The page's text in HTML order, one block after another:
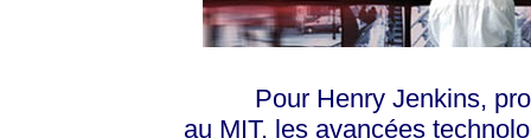
Pour Henry Jenkins,
au MIT, les avancées